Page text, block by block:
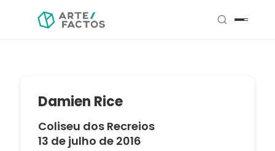
Damien Rice
Coliseu dos Recreios
13 de julho de 2016